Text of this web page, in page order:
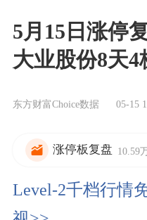
5月15日涨停
大业股份8天4
东方财富Choice数据 05-15
涨停板复盘 10.59
Level-2千档行情